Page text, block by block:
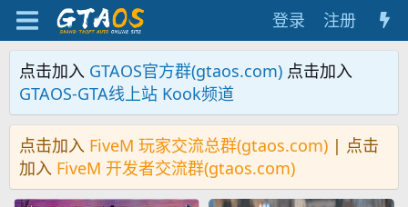
登录 注册
点击加入 GTAOS官方群(gtaos.com) 点击加入
GTAOS-GTA线上站 Kook频道
点击加入 FiveM 玩家交流总群(gtaos.com) | 点击
加入 FiveM 开发者交流群(gtaos.com)